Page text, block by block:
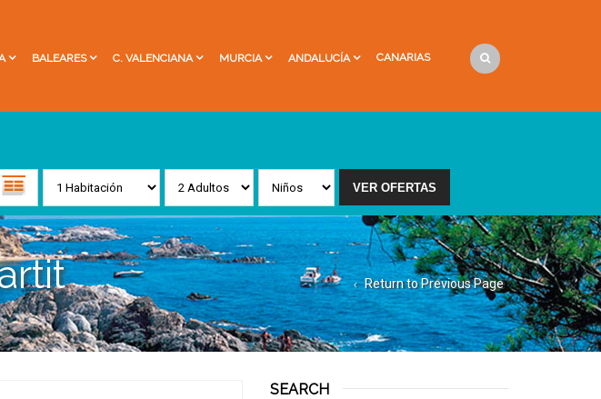
BALEARES C. VALENCIANA MURCIA ANDALUCÍA CANARIAS
Return to Previous Page
SEARCH